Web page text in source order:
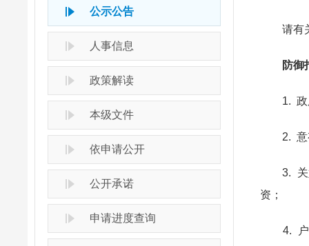
公示公告
人事信息
政策解读
本级文件
依申请公开
公开承诺
申请进度查询
请有关
防御
1. 政府
2. 意有
3. 关好
资；
4. 户外